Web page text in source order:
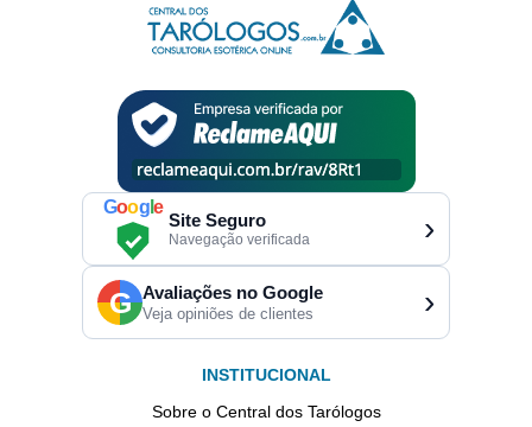
Google
Site Seguro
Navegação verificada ›
G Avaliações no Google
Veja opiniões de clientes ›
INSTITUCIONAL
Sobre o Central dos Tarólogos